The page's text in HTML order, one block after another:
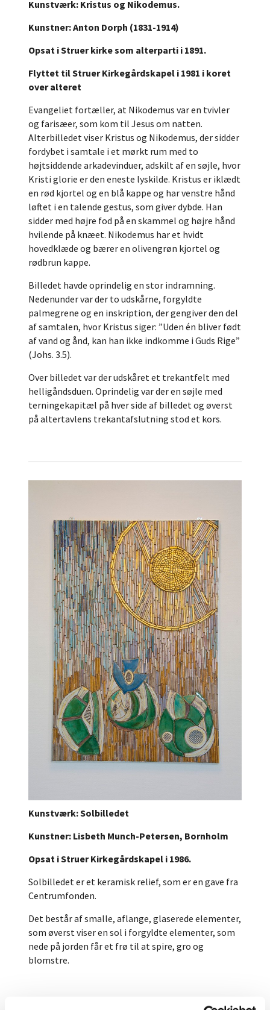
Kunstværk: Kristus og Nikodemus.
Kunstner: Anton Dorph (1831-1914)
Opsat i Struer kirke som alterparti i 1891.
Flyttet til Struer Kirkegårdskapel i 1981 i koret
over alteret
Evangeliet fortæller, at Nikodemus var en tvivler
og farisæer, som kom til Jesus om natten.
Alterbilledet viser Kristus og Nikodemus, der sidder
fordybet i samtale i et mørkt rum med to
højtsiddende arkadevinduer, adskilt af en søjle, hvor
Kristi glorie er den eneste lyskilde. Kristus er iklædt
en rød kjortel og en blå kappe og har venstre hånd
løftet i en talende gestus, som giver dybde. Han
sidder med højre fod på en skammel og højre hånd
hvilende på knæet. Nikodemus har et hvidt
hovedklæde og bærer en olivengrøn kjortel og
rødbrun kappe.
Billedet havde oprindelig en stor indramning.
Nedenunder var der to udskårne, forgyldte
palmegrene og en inskription, der gengiver den del
af samtalen, hvor Kristus siger: ”Uden én bliver født
af vand og ånd, kan han ikke indkomme i Guds Rige”
(Johs. 3.5).
Over billedet var der udskåret et trekantfelt med
helligåndsduen. Oprindelig var der en søjle med
terningekapitæl på hver side af billedet og øverst
på altertavlens trekantafslutning stod et kors.
Kunstværk: Solbilledet
Kunstner: Lisbeth Munch-Petersen, Bornholm
Opsat i Struer Kirkegårdskapel i 1986.
Solbilledet er et keramisk relief, som er en gave fra
Centrumfonden.
Det består af smalle, aflange, glaserede elementer,
som øverst viser en sol i forgyldte elementer, som
nede på jorden får et frø til at spire, gro og
blomstre.